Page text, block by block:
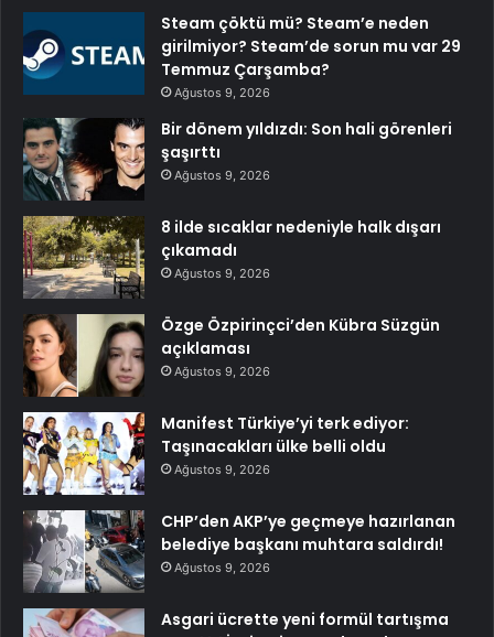
Steam çöktü mü? Steam’e neden
girilmiyor? Steam’de sorun mu var 29
Temmuz Çarşamba?
Ağustos 9, 2026
Bir dönem yıldızdı: Son hali görenleri
şaşırttı
Ağustos 9, 2026
8 ilde sıcaklar nedeniyle halk dışarı
çıkamadı
Ağustos 9, 2026
Özge Özpirinçci’den Kübra Süzgün
açıklaması
Ağustos 9, 2026
Manifest Türkiye’yi terk ediyor:
Taşınacakları ülke belli oldu
Ağustos 9, 2026
CHP’den AKP’ye geçmeye hazırlanan
belediye başkanı muhtara saldırdı!
Ağustos 9, 2026
Asgari ücrette yeni formül tartışma